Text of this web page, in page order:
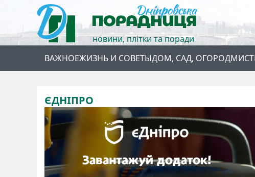
новини, плітки та поради
ВАЖНОЕЖИЗНЬ И СОВЕТЫДОМ, САД, ОГОРОД
ЄДНІПРО